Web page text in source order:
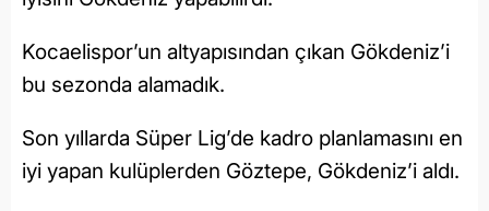
Kocaelispor’un altyapısından çıkan Gökdeniz’i
bu sezonda alamadık.
Son yıllarda Süper Lig’de kadro planlamasını en
iyi yapan kulüplerden Göztepe, Gökdeniz’i aldı.